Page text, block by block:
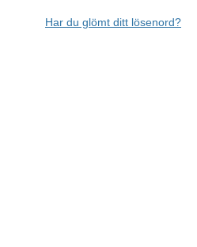
Har du glömt ditt lösenord?